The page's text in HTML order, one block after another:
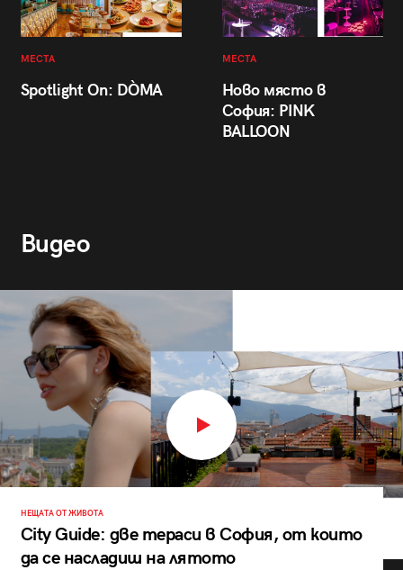
МЕСТА
Spotlight On: DÒMA
МЕСТА
Ново място в
София: PINK
BALLOON
Видео
НЕЩАТА ОТ ЖИВОТА
City Guide: две тераси в София, от които
да се насладиш на лятото